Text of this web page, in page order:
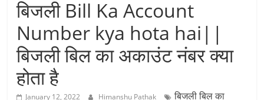
बिजली Bill Ka Account
Number kya hota hai||
बिजली बिल का अकाउंट नंबर क्या
होता है
January 12, 2022 Himanshu Pathak
बिजली बिल का